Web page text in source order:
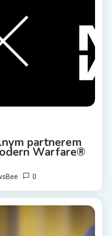
partnerem
Warfare®
0